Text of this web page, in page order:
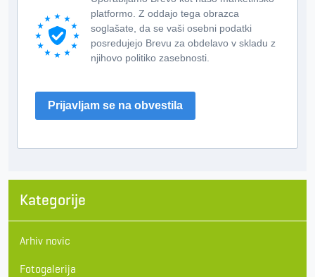
platformo. Z oddajo tega obrazca
soglašate, da se vaši osebni podatki
posredujejo Brevu za obdelavo v skladu z
njihovo politiko zasebnosti.
Prijavljam se na obvestila
Kategorije
Arhiv novic
Fotogalerija